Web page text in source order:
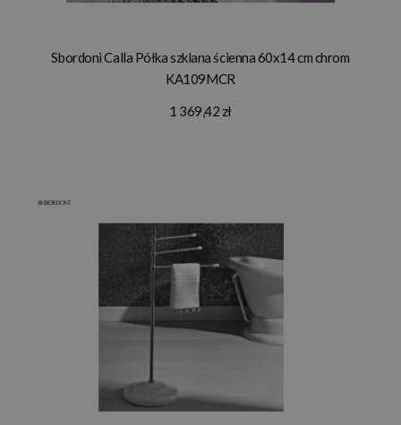
Sbordoni Calla Półka szklana ścienna 60x14 cm chrom
KA109MCR
1 369,42 zł